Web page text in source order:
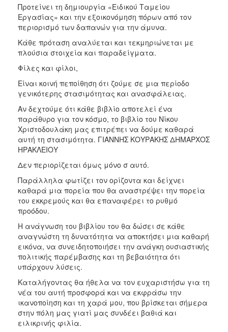
Προτείνει τη δημιουργία «Ειδικού Ταμείου
Εργασίας» και την εξοικονόμηση πόρων από τον
περιορισμό των δαπανών για την άμυνα.
Κάθε πρόταση αναλύεται και τεκμηριώνεται με
πλούσια στοιχεία και παραδείγματα.
Φίλες και φίλοι,
Είναι κοινή πεποίθηση ότι ζούμε σε μια περίοδο
γενικότερης στασιμότητας και ανασφάλειας.
Αν δεχτούμε ότι κάθε βιβλίο αποτελεί ένα
παράθυρο για τον κόσμο, το βιβλίο του Νίκου
Χριστοδουλάκη μας επιτρέπει να δούμε καθαρά
αυτή τη στασιμότητα. ΓΙΑΝΝΗΣ ΚΟΥΡΑΚΗΣ ΔΗΜΑΡΧΟΣ
ΗΡΑΚΛΕΙΟΥ
Δεν περιορίζεται όμως μόνο σ αυτό.
Παράλληλα φωτίζει τον ορίζοντα και δείχνει
καθαρά μια πορεία που θα αναστρέψει την πορεία
του εκκρεμούς και θα επαναφέρει το ρυθμό
προόδου.
Η ανάγνωση του βιβλίου του θα δώσει σε κάθε
αναγνώστη τη δυνατότητα να αποκτήσει μια καθαρή
εικόνα, να συνειδητοποιήσει την ανάγκη ουσιαστικής
πολιτικής παρέμβασης και τη βεβαιότητα ότι
υπάρχουν λύσεις.
Καταλήγοντας θα ήθελα να τον ευχαριστήσω για τη
νέα του αυτή προσφορά και να εκφράσω την
ικανοποίηση και τη χαρά μου, που βρίσκεται σήμερα
στην πόλη μας γιατί μας συνδέει βαθιά και
ειλικρινής φιλία.